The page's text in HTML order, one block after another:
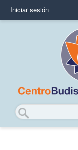
User
Iniciar sesión
Buscar